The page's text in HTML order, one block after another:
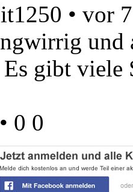
• vor
und
gibt viele
• 0 0